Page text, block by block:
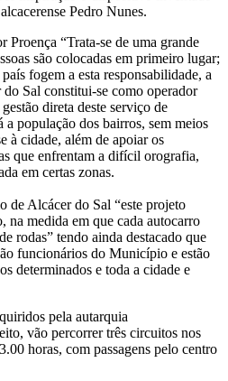
Pedro Nunes.
“Trata-se de uma grande
são colocadas em primeiro lugar;
fogem a esta responsabilidade, a
Sal constitui-se como operador
direta deste serviço de
a população dos bairros, sem meios
à cidade, além de apoiar os
que enfrentam a difícil orografia,
em certas zonas.
de Alcácer do Sal “este projeto
na medida em que cada autocarro
rodas” tendo ainda destacado que
funcionários do Município e estão
determinados e toda a cidade e
pela autarquia
vão percorrer três circuitos nos
horas, com passagens pelo centro